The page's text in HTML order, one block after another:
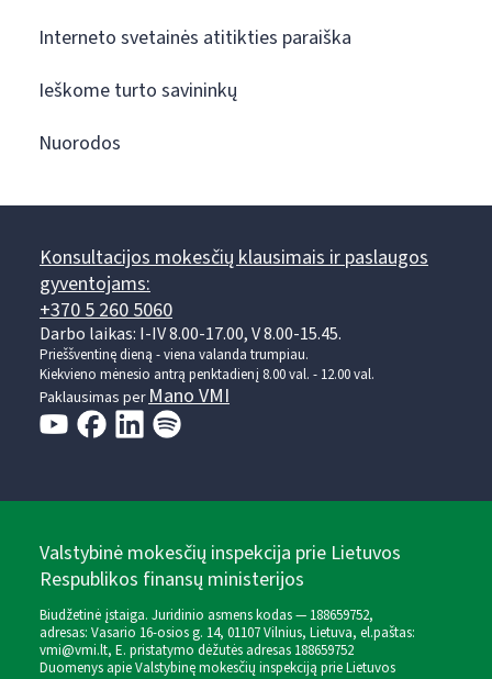
Interneto svetainės atitikties paraiška
Ieškome turto savininkų
Nuorodos
Konsultacijos mokesčių klausimais ir paslaugos
gyventojams:
+370 5 260 5060
Darbo laikas: I-IV 8.00-17.00, V 8.00-15.45.
Prieššventinę dieną - viena valanda trumpiau.
Kiekvieno mėnesio antrą penktadienį 8.00 val. - 12.00 val.
Paklausimas per Mano VMI
Valstybinė mokesčių inspekcija prie Lietuvos
Respublikos finansų ministerijos
Biudžetinė įstaiga. Juridinio asmens kodas — 188659752,
adresas: Vasario 16-osios g. 14, 01107 Vilnius, Lietuva, el.paštas:
vmi@vmi.lt, E. pristatymo dėžutės adresas 188659752
Duomenys apie Valstybinę mokesčių inspekciją prie Lietuvos